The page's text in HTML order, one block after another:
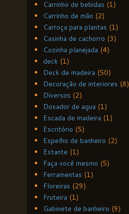
Carrinho de bebidas (1)
Carrinho de mão (2)
Carroça para plantas (1)
Casinha de cachorro (3)
Cozinha planejada (4)
deck (1)
Deck de madeira (50)
Decoração de interiores (8)
Diversos (2)
Dosador de agua (1)
Escada de madeira (1)
Escritório (5)
Espelho de banheiro (2)
Estante (1)
Faça você mesmo (5)
Ferramentas (1)
Floreiras (29)
Fruteira (1)
Gabinete de banheiro (9)